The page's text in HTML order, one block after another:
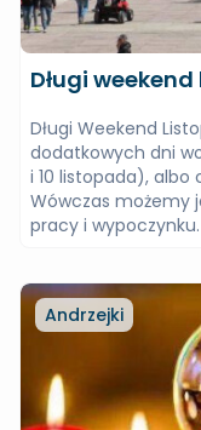
Długi
Długi Weekend
dodatkowych dni
i 10 listopada), albo
Wówczas możemy
pracy i
Andrzejki